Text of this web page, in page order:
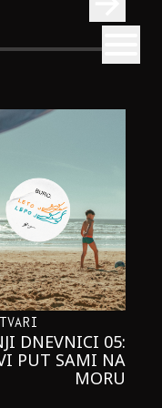
SRBIJI KOJA
DNEVNICI 05:
PUT SAMI NA
MORU